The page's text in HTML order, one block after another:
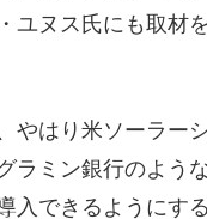
ヌス氏にも取材
やはり米ソーラー
ラミン銀行のよう
入できるようにす